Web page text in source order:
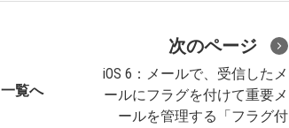
一覧へ
次のページ
iOS 6：メールで、受信したメ
ールにフラグを付けて重要メ
ールを管理する「フラグ付